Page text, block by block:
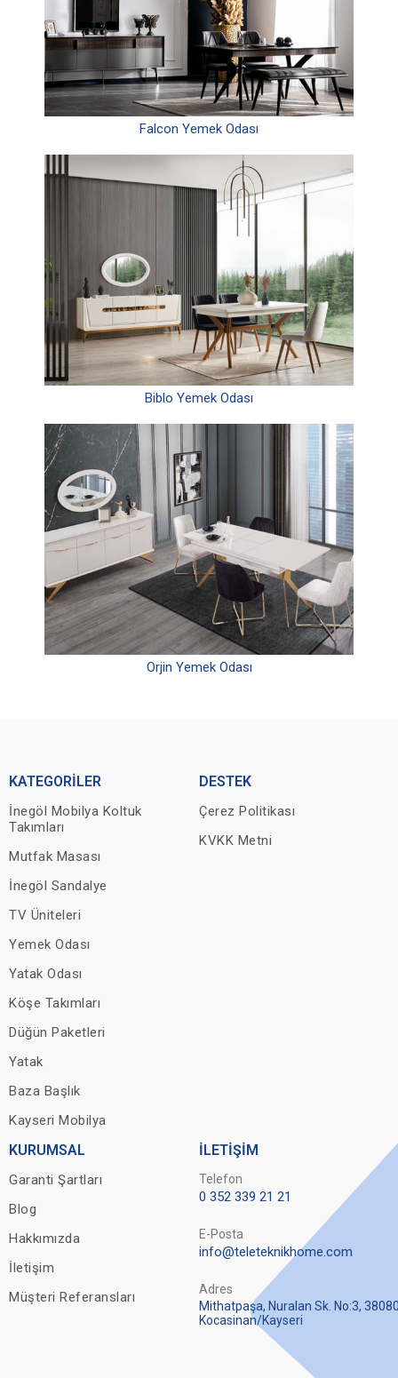
Falcon Yemek Odası
Biblo Yemek Odası
Orjin Yemek Odası
KATEGORİLER
İnegöl Mobilya Koltuk
Takımları
Mutfak Masası
İnegöl Sandalye
TV Üniteleri
Yemek Odası
Yatak Odası
Köşe Takımları
Düğün Paketleri
Yatak
Baza Başlık
Kayseri Mobilya
DESTEK
Çerez Politikası
KVKK Metni
KURUMSAL
Garanti Şartları
Blog
Hakkımızda
İletişim
Müşteri Referansları
İLETİŞİM
Telefon
0 352 339 21 21
E-Posta
info@teleteknikhome.com
Adres
Mithatpaşa, Nuralan Sk. No:3,
Kocasinan/Kayseri